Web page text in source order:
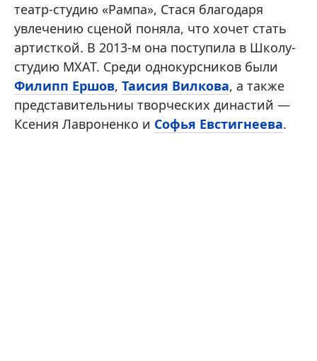
театр-студию «Рампа», Стася благодаря
увлечению сценой поняла, что хочет стать
артисткой. В 2013-м она поступила в Школу-
студию МХАТ. Среди однокурсников были
Филипп Ершов, Таисия Вилкова, а также
представительниы творческих династий —
Ксения Лавроненко и Софья Евстигнеева.